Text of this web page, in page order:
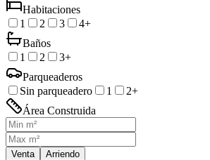
Habitaciones
1
2 3
4+
Baños
1
2
3+
Parqueaderos
Sin parqueadero
1
2+
Área Construida
Venta Arriendo